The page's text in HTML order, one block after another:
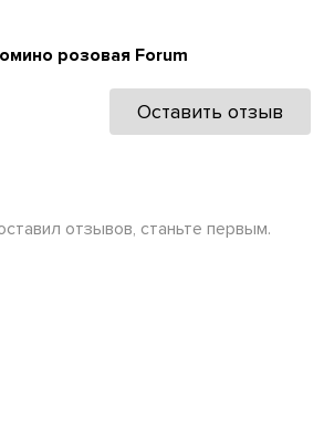
розовая Forum
Оставить отзыв
отзывов, станьте первым.